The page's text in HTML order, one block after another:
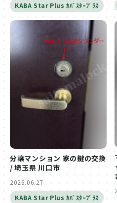
KABA Star Plus ｶﾊﾞｽﾀｰﾌﾟﾗｽ
分譲マンション 家の鍵の交換
/ 埼玉県 川口市
2026.06.27
KABA Star Plus ｶﾊﾞｽﾀｰﾌﾟﾗｽ